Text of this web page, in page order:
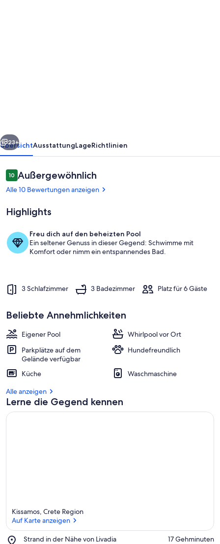
kretisches
Frühstück
inklusive
Pool
Weiter
23+
ÜbersichtAusstattungLageRichtlinien
Bewertungen
1010 von 10.
Außergewöhnlich
Alle 10 Bewertungen anzeigen
Highlights
Freu dich auf den beheizten Pool
Ein seltener Genuss in dieser Gegend: Schwimme mit
Komfort oder nimm ein entspannendes Bad.
3 Schlafzimmer 3 Badezimmer Platz für 6 Gäste
Beliebte Annehmlichkeiten
Eigener Pool
Whirlpool vor Ort
Parkplätze auf dem
Gelände verfügbar
Hundefreundlich
Küche
Waschmaschine
Alle anzeigen
Lerne die Gegend kennen
Kissamos, Crete Region
Auf Karte anzeigen
Strand in der Nähe von Livadia
Place,
‪17 Gehminuten‬